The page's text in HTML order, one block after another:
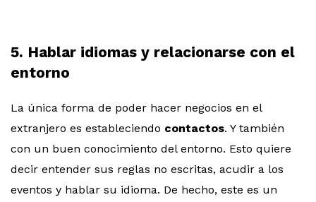
5. Hablar idiomas y relacionarse con el
entorno
La única forma de poder hacer negocios en el
extranjero es estableciendo contactos. Y también
con un buen conocimiento del entorno. Esto quiere
decir entender sus reglas no escritas, acudir a los
eventos y hablar su idioma. De hecho, este es un